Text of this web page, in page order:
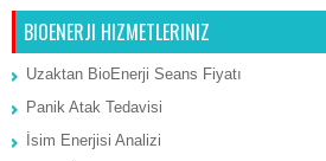
BIOENERJI HIZMETLERINIZ
Uzaktan BioEnerji Seans Fiyatı
Panik Atak Tedavisi
İsim Enerjisi Analizi